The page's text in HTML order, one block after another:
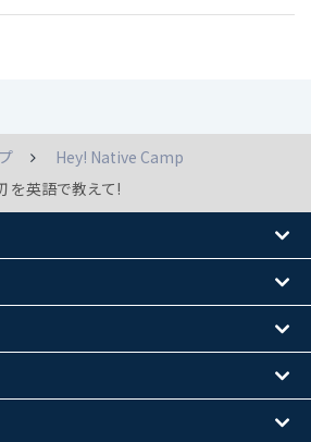
Hey! Native Camp
を英語で教えて!